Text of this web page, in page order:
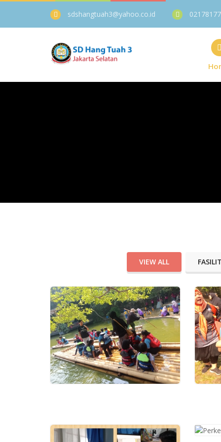
sdshangtuah3@yahoo.co.id
VIEW ALL